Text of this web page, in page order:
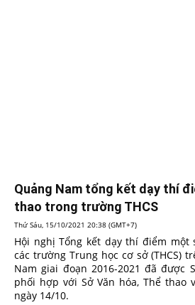
Quảng Nam tổng kết dạy thí
thao trong trường THCS
Thứ Sáu, 15/10/2021 20:38 (GMT+7)
Hội nghị Tổng kết dạy thí điểm một
các trường Trung học cơ sở (THCS)
Nam giai đoạn 2016-2021 đã được
phối hợp với Sở Văn hóa, Thể thao
ngày 14/10.